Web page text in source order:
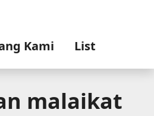
Kami List
malaikat